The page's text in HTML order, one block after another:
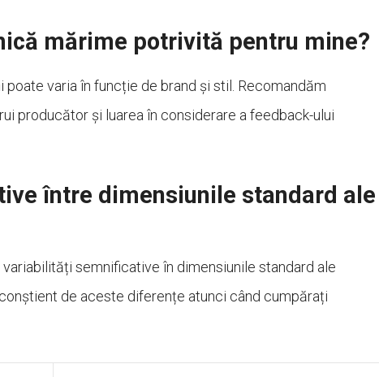
mărime potrivită pentru mine?
varia în funcție de brand și stil. Recomandăm
producător și luarea în considerare a feedback-ului
între dimensiunile standard ale
semnificative în dimensiunile standard ale
de aceste diferențe atunci când cumpărați